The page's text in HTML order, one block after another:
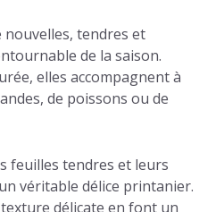
nouvelles, tendres et
de la saison.
elles accompagnent à
de poissons ou de
feuilles tendres et leurs
véritable délice printanier.
délicate en font un